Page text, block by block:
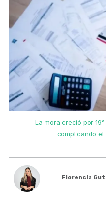
La mora creció por
complicando el
Florencia